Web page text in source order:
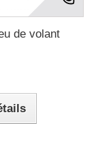
de volant